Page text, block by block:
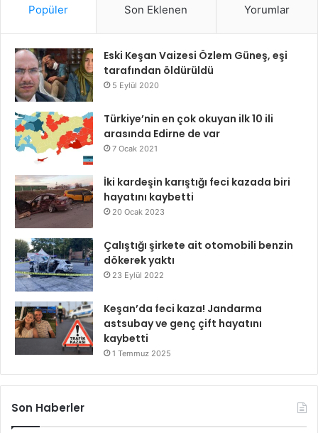
Popüler Son Eklenen Yorumlar
Eski Keşan Vaizesi Özlem Güneş, eşi
tarafından öldürüldü
5 Eylül 2020
Türkiye’nin en çok okuyan ilk 10 ili
arasında Edirne de var
7 Ocak 2021
İki kardeşin karıştığı feci kazada biri
hayatını kaybetti
20 Ocak 2023
Çalıştığı şirkete ait otomobili benzin
dökerek yaktı
23 Eylül 2022
Keşan’da feci kaza! Jandarma
astsubay ve genç çift hayatını
kaybetti
1 Temmuz 2025
Son Haberler